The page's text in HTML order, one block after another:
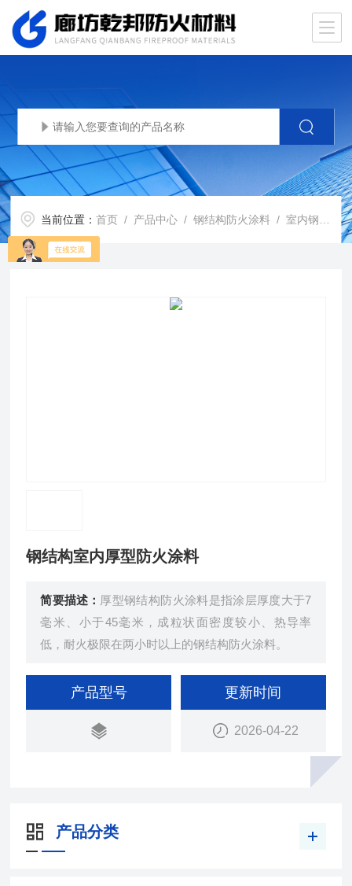
当前位置：首页 / 产品中心 /钢结构防火涂料 /室内钢结构防火涂料
钢结构室内厚型防火涂料
简要描述： 厚型钢结构防火涂料是指涂层厚度大于7
毫米、小于45毫米，成粒状面密度较小、热导率
低，耐火极限在两小时以上的钢结构防火涂料。
产品型号 更新时间
2026-04-22
产品分类